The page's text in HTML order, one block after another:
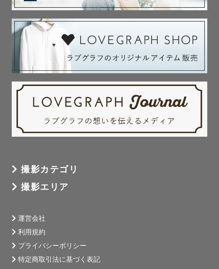
是非、素敵な一日をもっと最高な一日になるようなお手伝
いをさせてください。
撮影カテゴリ
撮影エリア
運営会社
利用規約
プライバシーポリシー
特定商取引法に基づく表記